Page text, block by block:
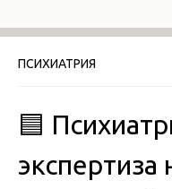
ПСИХИАТРИЯ
🟦
экспертиза